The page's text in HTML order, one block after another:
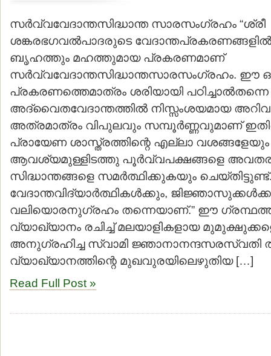
സര്‍വ്വവേദാന്തസിദ്ധാന്ത സാരസംഗ്രഹം “ശ്രീ
ശങ്കരഭഗവല്‍പാദരുടെ
ബൃഹത്തും മഹത്തുമായ പ്രകരണമാണ്
സര്‍വ്വവേദാന്തസിദ്ധാന്തസാരസംഗ്രഹം. ഈ
പ്രകരണത്തെമാത്രം ശരിയായി
അദ്വൈതവേദാന്തത്തില്‍ നിസ്സംശയമായ
അത്രമാത്രം വിപുലവും സമ്പൂര്‍ണ്ണവുമാണ്
പ്രായേണ ശാസ്ത്രത്തിന്റെ എല്ലാ
ആവശ്യമുള്ളിടത്തു പൂര്‍വ്വപക്ഷങ്ങളെ
സിദ്ധാന്തങ്ങളെ സമര്‍ത്ഥിക്കുകയും
വേദാന്തവിദ്യാര്‍ത്ഥികള്‍ക്കും,
വലിയൊരനുഗ്രഹം തന്നെയാണ്.” ഈ
വ്യാഖ്യാനം രചിച്ച് മലയാളികളായ
അനുഗ്രഹിച്ച സ്വാമി ജ്ഞാനാനന്ദസരസ്വതി
വ്യാഖ്യാനത്തിന്റെ മുഖവുരയിലെഴുതിയ […]
Read Full Post »